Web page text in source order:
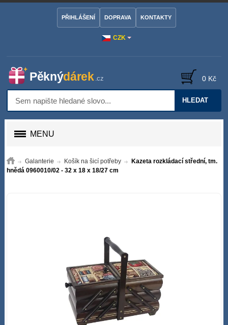
CZK
PŘIHLÁŠENÍ DOPRAVA KONTAKTY
HLEDAT
0 Kč
MENU
Galanterie Košík na šicí potřeby
Kazeta rozkládací střední, tm.
hnědá 0960010/02 - 32 x 18 x 18/27 cm